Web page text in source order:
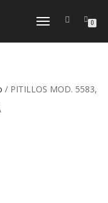
CAMBIAR
0
/ PITILLOS MOD. 5583,